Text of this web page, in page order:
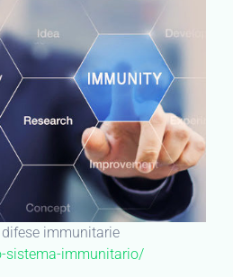
immunitarie
sistema-immunitario/